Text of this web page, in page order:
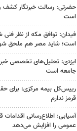
حضرتی: رسالت خبرنگار
است
است؛ شاید مصر هم ملحق
ایزدی: تحلیل‌های تخصصی
جامعه است
رییس‌کل بیمه مرکزی: برای
قرمز ندارم
آسیابی: اطلاع‌رسانی اقدامات
عمومی را افزایش می‌دهد